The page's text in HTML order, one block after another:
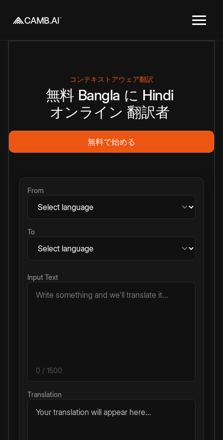
コンテキストアウェア翻訳
無料 Bangla に Hindi
オンライン 翻訳者
無料で始める
From
To
Input Text
0 / 1500
Translation
Your translation will appear here...